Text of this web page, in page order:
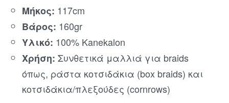
Μήκος: 117cm
Βάρος: 160gr
Υλικό: 100% Kanekalon
Χρήση: Συνθετικά μαλλιά για braids
όπως, ράστα κοτσιδάκια (box braids) και
κοτσιδάκια/πλεξούδες (cornrows)